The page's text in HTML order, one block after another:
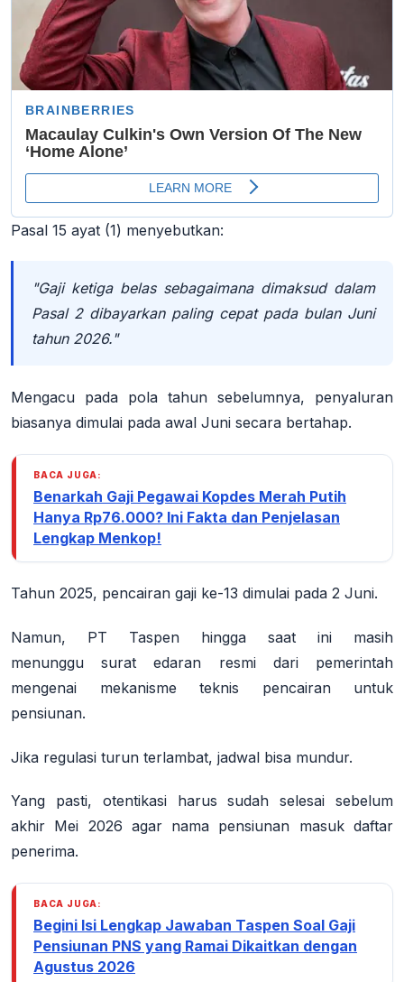
Pasal 15 ayat (1) menyebutkan:
"Gaji ketiga belas sebagaimana dimaksud dalam
Pasal 2 dibayarkan paling cepat pada bulan Juni
tahun 2026."
Mengacu pada pola tahun sebelumnya, penyaluran
biasanya dimulai pada awal Juni secara bertahap.
BACA JUGA:
Benarkah Gaji Pegawai Kopdes Merah Putih
Hanya Rp76.000? Ini Fakta dan Penjelasan
Lengkap Menkop!
Tahun 2025, pencairan gaji ke-13 dimulai pada 2 Juni.
Namun, PT Taspen hingga saat ini masih
menunggusurat edaran resmidari pemerintah
mengenai mekanisme teknis pencairan untuk
pensiunan.
Jika regulasi turun terlambat, jadwal bisa mundur.
Yang pasti, otentikasi harus sudah selesai sebelum
akhir Mei 2026 agar nama pensiunan masuk daftar
penerima.
BACA JUGA:
Begini Isi Lengkap Jawaban Taspen Soal Gaji
Pensiunan PNS yang Ramai Dikaitkan dengan
Agustus 2026